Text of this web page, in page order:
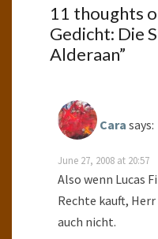
11 thoughts
Gedicht: Die
Alderaan”
Cara says:
June 27, 2008 at 20:57
Also wenn Lucas
Rechte kauft,
auch nicht.